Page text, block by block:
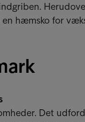
en hæmsko for
Det